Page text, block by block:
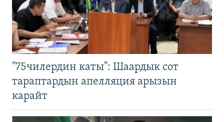
"75чилердин каты": Шаардык сот
тараптардын апелляция арызын
карайт